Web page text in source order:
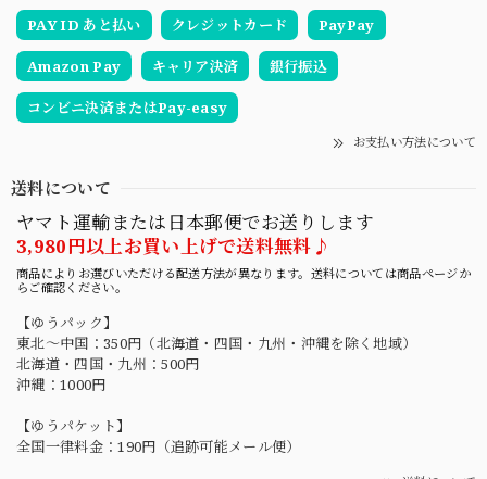
PAY ID あと払い
クレジットカード PayPay
Amazon Pay キャリア決済 銀行振込
コンビニ決済またはPay-easy
お支払い方法について
送料について
ヤマト運輸または日本郵便でお送りします
3,980円以上お買い上げで送料無料♪
商品によりお選びいただける配送方法が異なります。送料については商品ページか
らご確認ください。
【ゆうパック】
東北〜中国：350円（北海道・四国・九州・沖縄を除く地域）
北海道・四国・九州：500円
沖縄：1000円
【ゆうパケット】
全国一律料金：190円（追跡可能メール便）